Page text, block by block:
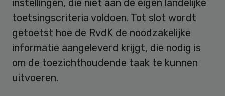
instellingen, die niet aan de eigen landelijke
toetsingscriteria voldoen. Tot slot wordt
getoetst hoe de RvdK de noodzakelijke
informatie aangeleverd krijgt, die nodig is
om de toezichthoudende taak te kunnen
uitvoeren.